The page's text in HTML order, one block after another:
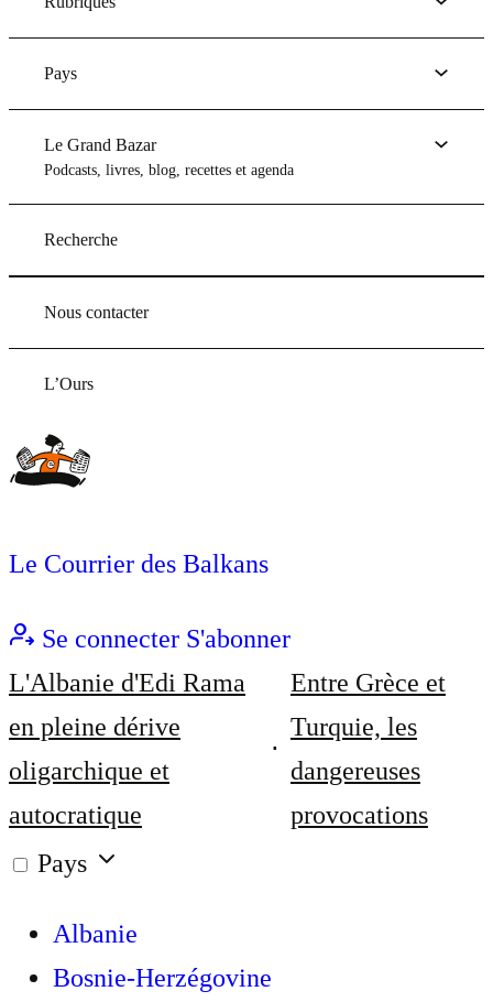
Pays
Le Grand Bazar
Podcasts, livres, blog, recettes et agenda
Recherche
Nous contacter
L’Ours
Le Courrier des Balkans
Se connecter S'abonner
L'Albanie d'Edi Rama
en pleine dérive
oligarchique et
autocratique
Entre Grèce et
Turquie, les
dangereuses
provocations
Pays
Albanie
Bosnie-Herzégovine